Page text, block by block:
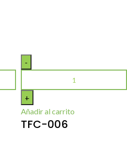
Añadir al carrito
TFC-006